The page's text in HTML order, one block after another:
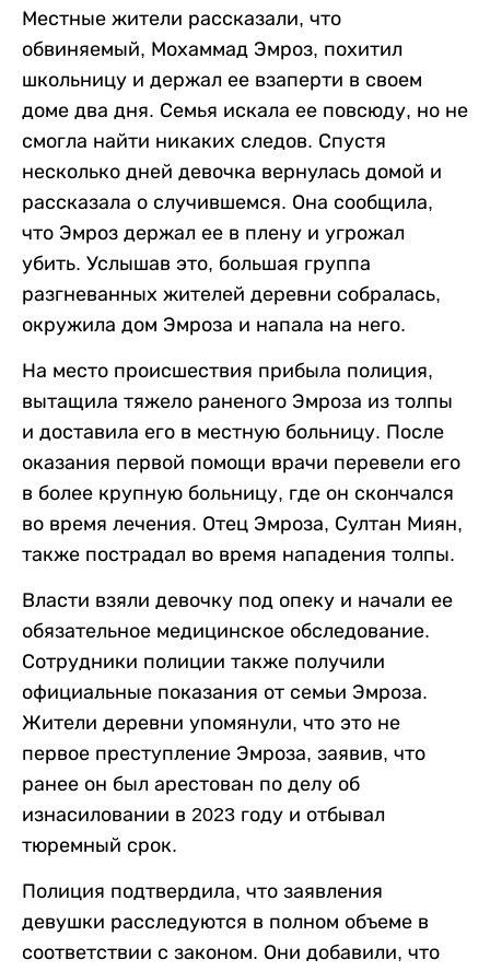
Местные жители рассказали, что
обвиняемый, Мохаммад Эмроз, похитил
школьницу и держал ее взаперти в своем
доме два дня. Семья искала ее повсюду, но не
смогла найти никаких следов. Спустя
несколько дней девочка вернулась домой и
рассказала о случившемся. Она сообщила,
что Эмроз держал ее в плену и угрожал
убить. Услышав это, большая группа
разгневанных жителей деревни собралась,
окружила дом Эмроза и напала на него.
На место происшествия прибыла полиция,
вытащила тяжело раненого Эмроза из толпы
и доставила его в местную больницу. После
оказания первой помощи врачи перевели его
в более крупную больницу, где он скончался
во время лечения. Отец Эмроза, Султан Миян,
также пострадал во время нападения толпы.
Власти взяли девочку под опеку и начали ее
обязательное медицинское обследование.
Сотрудники полиции также получили
официальные показания от семьи Эмроза.
Жители деревни упомянули, что это не
первое преступление Эмроза, заявив, что
ранее он был арестован по делу об
изнасиловании в 2023 году и отбывал
тюремный срок.
Полиция подтвердила, что заявления
девушки расследуются в полном объеме в
соответствии с законом. Они добавили, что